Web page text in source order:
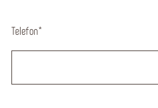
Telefon*